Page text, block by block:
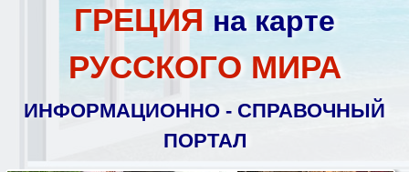
ГРЕЦИЯ на карте
РУССКОГО МИРА
ИНФОРМАЦИОННО - СПРАВОЧНЫЙ
ПОРТАЛ